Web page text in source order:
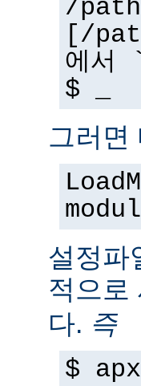
/
[/
에서
$ _
그러면
설정파
적으로
다. 즉
$